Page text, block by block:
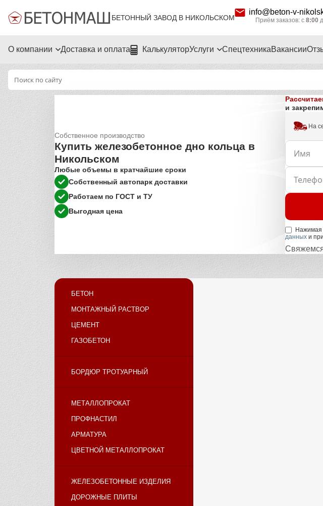
БЕТОННЫЙ ЗАВОД В НИКОЛЬСКОМ
info@beton-v-
Приём заказов: с 8:00
О компании Доставка и оплата КалькуляторУслуги СпецтехникаВакансии
Собственное производство
Купить железобетонное дно кольца в
Никольском
Любые объемы в кратчайшие сроки
Собственный автопарк доставки
Работаем по ГОСТ и ТУ
Выгодная цена
и
На
Нажимая
данныхи
БЕТОН
МОНТАЖНЫЙ РАСТВОР
ЦЕМЕНТ
ГАЗОБЕТОН
БОРДЮР ТРОТУАРНЫЙ
МЕТАЛЛОПРОКАТ
ПРОФНАСТИЛ
АРМАТУРА
ЦВЕТНОЙ МЕТАЛЛОПРОКАТ
ЖЕЛЕЗОБЕТОННЫЕ ИЗДЕЛИЯ
ДОРОЖНЫЕ ПЛИТЫ